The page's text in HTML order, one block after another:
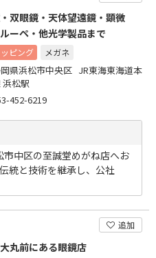
双眼鏡・天体望遠鏡・顕微
ーペ・他光学製品まで
ピング メガネ
県浜松市中央区 JR東海東海道本
浜松駅
452-6219
中区の至誠堂めがね店へお
統と技術を継承し、公社
追加
丸前にある眼鏡店